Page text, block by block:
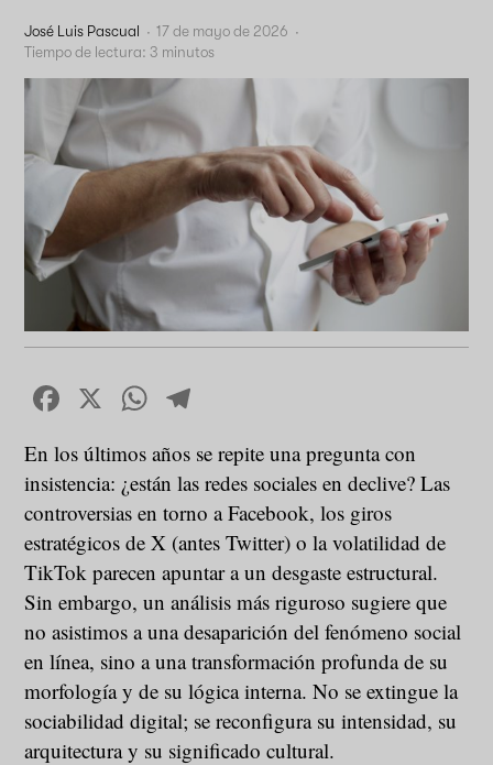
José Luis Pascual · 17 de mayo de 2026 ·
Tiempo de lectura: 3 minutos
Facebook
X WhatsApp
En los últimos años se repite una pregunta con
insistencia: ¿están las redes sociales en declive? Las
controversias en torno a Facebook, los giros
estratégicos de X (antes Twitter) o la volatilidad de
TikTok parecen apuntar a un desgaste estructural.
Sin embargo, un análisis más riguroso sugiere que
no asistimos a una desaparición del fenómeno social
en línea, sino a una transformación profunda de su
morfología y de su lógica interna. No se extingue la
sociabilidad digital; se reconfigura su intensidad, su
arquitectura y su significado cultural.